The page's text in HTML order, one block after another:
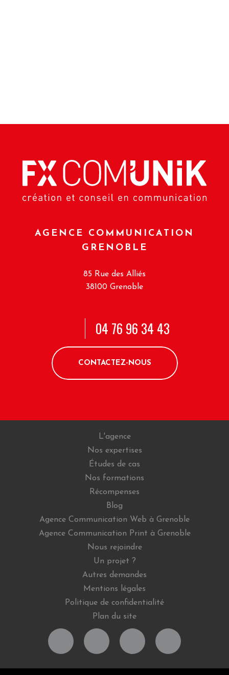
AGENCE COMMUNICATION
GRENOBLE
85 Rue des Alliés
38100 Grenoble
04 76 96 34 43
CONTACTEZ-NOUS
L'agence
Nos expertises
Études de cas
Nos formations
Récompenses
Blog
Agence Communication Web à Grenoble
Agence Communication Print à Grenoble
Nous rejoindre
Un projet ?
Autres demandes
Mentions légales
Politique de confidentialité
Plan du site